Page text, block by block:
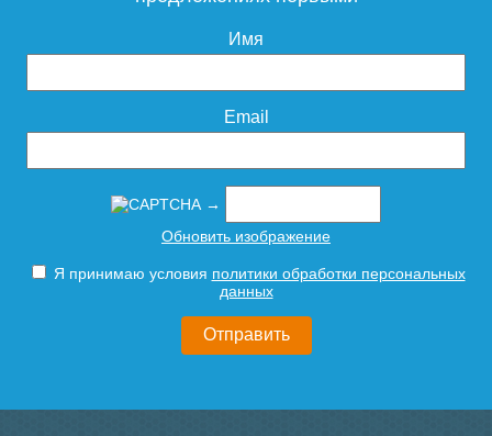
ф75 х 1000мм "Ostendorf"
517
Подробнее
ф75 х 500мм "Ostendorf"
296
Подробнее
Труба канализационная
Труба канализационная
134
Имя
Email
→
Обновить изображение
Я принимаю условия политики обработки персональных
данных